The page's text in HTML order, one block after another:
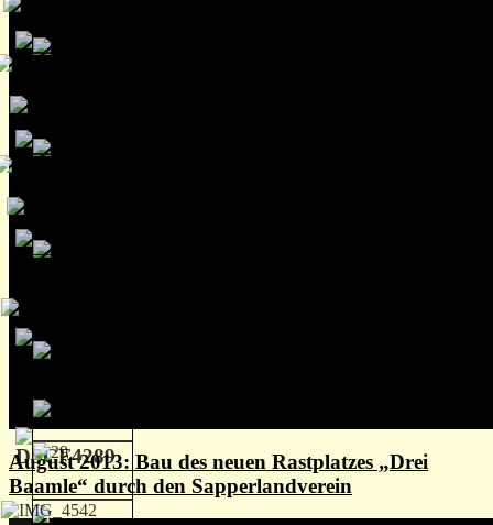
August 2013: Bau des neuen Rastplatzes „Drei
Baamle“ durch den Sapperlandverein